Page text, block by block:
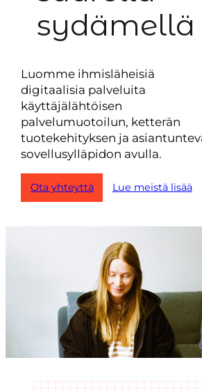
sydämellä
Luomme ihmisläheisiä
digitaalisia palveluita
käyttäjälähtöisen
palvelumuotoilun, ketterän
tuotekehityksen ja
sovellusylläpidon avulla.
Ota yhteyttä Lue meistä lisää